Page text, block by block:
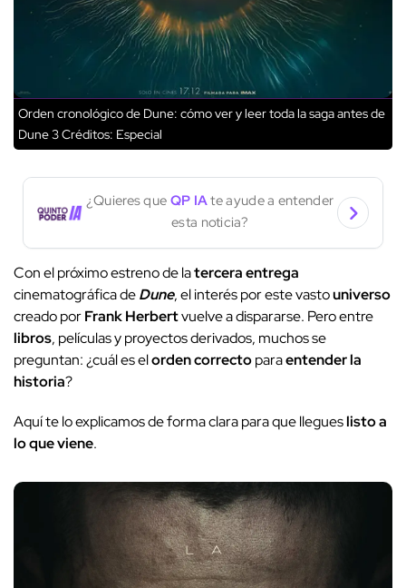
Orden cronológico de Dune: cómo ver y leer toda la saga antes de
Dune 3Créditos: Especial
¿Quieres que QP IAte ayude a entender
esta noticia?
Con el próximo estreno de latercera entrega
cinematográfica deDune, el interés por este vastouniverso
creado porFrank Herbertvuelve a dispararse. Pero entre
libros, películas y proyectos derivados, muchos se
preguntan: ¿cuál es elorden correctoparaentender la
historia?
Aquí te lo explicamos de forma clara para que llegueslisto a
lo que viene.